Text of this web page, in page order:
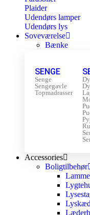
Plaider
Udendørs lamper
Udendørs lys
Soveværelse
Bænke
SENGE
Senge
Sengegavle
Topmadrasser
Accessories
Boligtilbehør